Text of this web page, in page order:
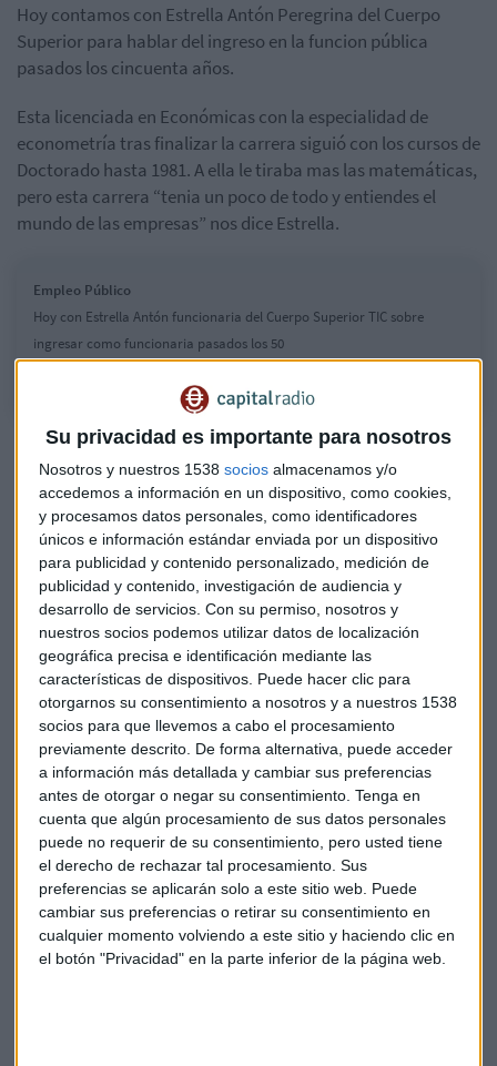
Su privacidad es importante para nosotros
Nosotros y nuestros 1538 socios almacenamos y/o
accedemos a información en un dispositivo, como cookies,
y procesamos datos personales, como identificadores
únicos e información estándar enviada por un dispositivo
para publicidad y contenido personalizado, medición de
publicidad y contenido, investigación de audiencia y
desarrollo de servicios. Con su permiso, nosotros y
nuestros socios podemos utilizar datos de localización
geográfica precisa e identificación mediante las
características de dispositivos. Puede hacer clic para
otorgarnos su consentimiento a nosotros y a nuestros 1538
socios para que llevemos a cabo el procesamiento
previamente descrito. De forma alternativa, puede acceder
a información más detallada y cambiar sus preferencias
antes de otorgar o negar su consentimiento. Tenga en
cuenta que algún procesamiento de sus datos personales
puede no requerir de su consentimiento, pero usted tiene
el derecho de rechazar tal procesamiento. Sus
preferencias se aplicarán solo a este sitio web. Puede
cambiar sus preferencias o retirar su consentimiento en
cualquier momento volviendo a este sitio y haciendo clic en
el botón "Privacidad" en la parte inferior de la página web.
Hoy contamos con Estrella Antón Peregrina del Cuerpo
Superior para hablar del ingreso en la funcion pública
pasados los cincuenta años.
Esta licenciada en Económicas con la especialidad de
econometría tras finalizar la carrera siguió con los cursos de
Doctorado hasta 1981. A ella le tiraba mas las matemáticas,
pero esta carrera “tenia un poco de todo y entiendes el
mundo de las empresas” nos dice Estrella.
Empleo Público
Hoy con Estrella Antón funcionaria del Cuerpo Superior TIC sobre
ingresar como funcionaria pasados los 50
NuriaBenjumea: "Aprobar la oposición me cambio la
vida"
Obtiene una beca de investigación en la Escuela de
Organización Industrial (EOI) para hacer un máster sobre
métodos cuantitativos y de gestión que complementan de
forma notable sus conocimientos de base, pero considera
importante aprender programación de lenguajes que sólo
los mas veteranos en esto de la informática recuerdan tales
como Fortran, COBOL, Pascal y Ada que se impartían en el
Centro de Cálculo de la Universidad Complutense.
En 1981 trabaja en el departamento de Informática “porque
en aquella época era un sector donde había mucho trabajo”
dice Estrella Antón. Desarrolla su actividad en una empresa
del sector de industria y posteriormente pasa a trabajar en
otros sectores como banca, seguros, consultoría,
telecomunicaciones, o proveedores de software.
Pero tras 35 años en el sector privado, una trágica
circunstancia personal, como es la perdida inesperada de su